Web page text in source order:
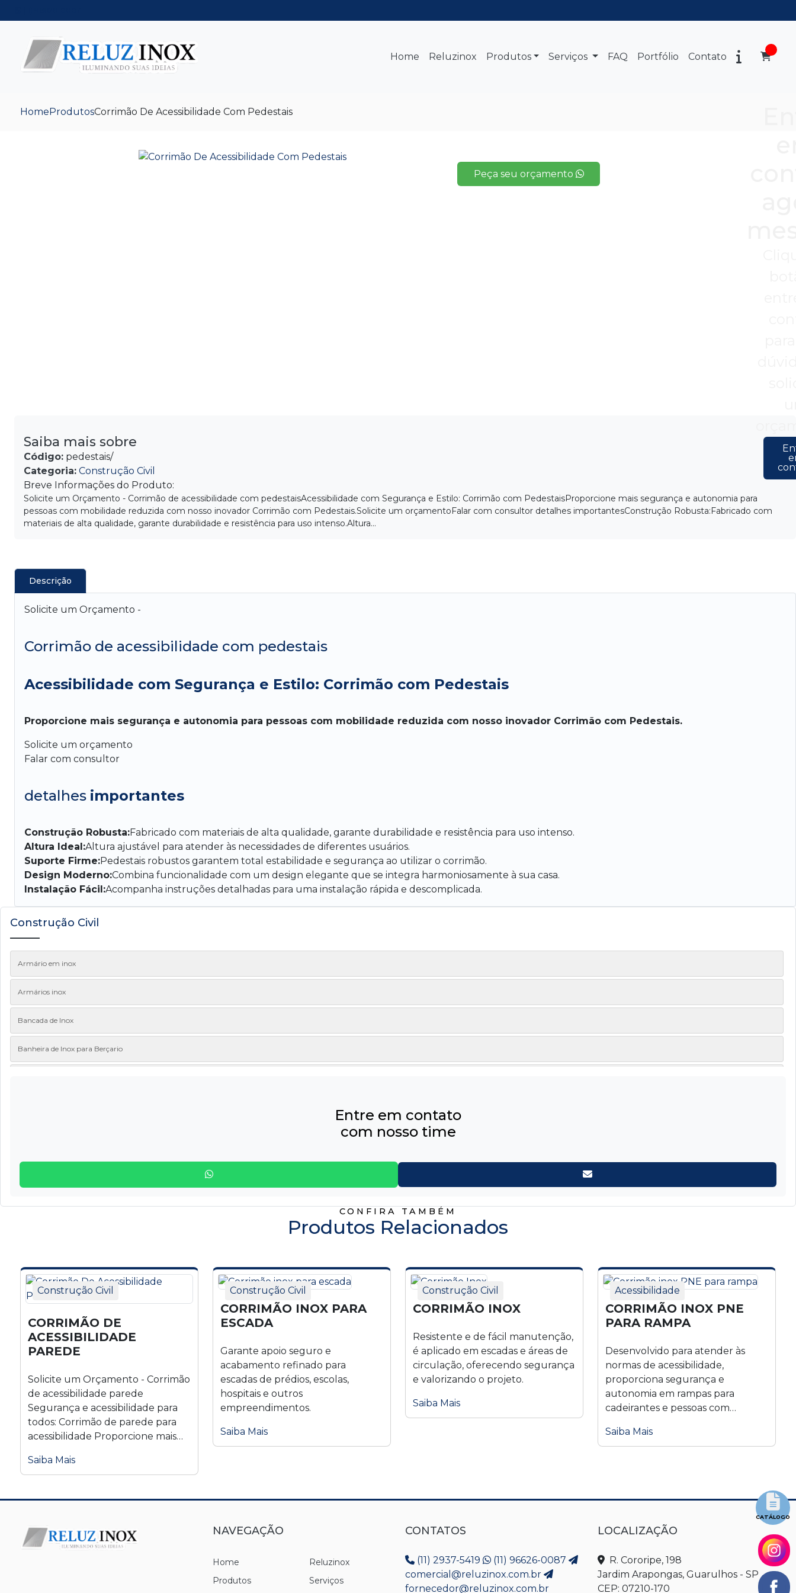
Home Reluzinox Produtos Serviços FAQ Portfólio Contato
HomeProdutosCorrimão De Acessibilidade Com Pedestais
Peça seu orçamento
Saiba mais sobre
Código: pedestais/
Categoria: Construção Civil
Breve Informações do Produto:
Solicite um Orçamento - Corrimão de acessibilidade com pedestaisAcessibilidade com Segurança e Estilo: Corrimão com PedestaisProporcione mais segurança e autonomia para
pessoas com mobilidade reduzida com nosso inovador Corrimão com Pedestais.Solicite um orçamentoFalar com consultor detalhes importantesConstrução Robusta:Fabricado com
materiais de alta qualidade, garante durabilidade e resistência para uso intenso.Altura...
Descrição
Solicite um Orçamento -
Corrimão de acessibilidade com pedestais
Acessibilidade com Segurança e Estilo: Corrimão com Pedestais
Proporcione mais segurança e autonomia para pessoas com mobilidade reduzida com nosso inovador Corrimão com Pedestais.
Solicite um orçamento
Falar com consultor
detalhes importantes
Construção Robusta:Fabricado com materiais de alta qualidade, garante durabilidade e resistência para uso intenso.
Altura Ideal:Altura ajustável para atender às necessidades de diferentes usuários.
Suporte Firme:Pedestais robustos garantem total estabilidade e segurança ao utilizar o corrimão.
Design Moderno:Combina funcionalidade com um design elegante que se integra harmoniosamente à sua casa.
Instalação Fácil:Acompanha instruções detalhadas para uma instalação rápida e descomplicada.
Construção Civil
Armário em inox
Armários inox
Bancada de Inox
Banheira de Inox para Berçario
Barra De Apoio Em Aço Inox Reto
Batente e bandeira inox
Batente e Porta de inox
Batente inox para elevador
Caixa de gordura inox
Caixa de hidrante em Aço Inox
Chapa De Inox Para Porta
Corrimão De Acessibilidade Com Pedestais
Entre em contato
com nosso time
CONFIRA TAMBÉM
Produtos Relacionados
Construção Civil
CORRIMÃO DE
ACESSIBILIDADE
PAREDE
Solicite um Orçamento - Corrimão
de acessibilidade parede
Segurança e acessibilidade para
todos: Corrimão de parede para
acessibilidade Proporcione mais
Saiba Mais
Construção Civil
CORRIMÃO INOX PARA
ESCADA
Garante apoio seguro e
acabamento refinado para
escadas de prédios, escolas,
hospitais e outros
empreendimentos.
Saiba Mais
Construção Civil
CORRIMÃO INOX
Resistente e de fácil manutenção,
é aplicado em escadas e áreas de
circulação, oferecendo segurança
e valorizando o projeto.
Saiba Mais
Acessibilidade
CORRIMÃO INOX PNE
PARA RAMPA
Desenvolvido para atender às
normas de acessibilidade,
proporciona segurança e
autonomia em rampas para
cadeirantes e pessoas com
Saiba Mais
NAVEGAÇÃO
Home
Reluzinox
Produtos
Serviços
CONTATOS
(11) 2937-5419
(11) 96626-0087
comercial@reluzinox.com.br
fornecedor@reluzinox.com.br
LOCALIZAÇÃO
R. Cororipe, 198
Jardim Arapongas, Guarulhos - SP
CEP: 07210-170
CATÁLOGO